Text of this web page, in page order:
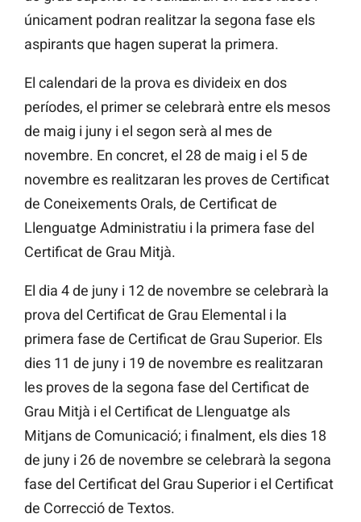
únicament podran realitzar la segona fase els
aspirants que hagen superat la primera.
El calendari de la prova es divideix en dos
períodes, el primer se celebrarà entre els mesos
de maig i juny i el segon serà al mes de
novembre. En concret, el 28 de maig i el 5 de
novembre es realitzaran les proves de Certificat
de Coneixements Orals, de Certificat de
Llenguatge Administratiu i la primera fase del
Certificat de Grau Mitjà.
El dia 4 de juny i 12 de novembre se celebrarà la
prova del Certificat de Grau Elemental i la
primera fase de Certificat de Grau Superior. Els
dies 11 de juny i 19 de novembre es realitzaran
les proves de la segona fase del Certificat de
Grau Mitjà i el Certificat de Llenguatge als
Mitjans de Comunicació; i finalment, els dies 18
de juny i 26 de novembre se celebrarà la segona
fase del Certificat del Grau Superior i el Certificat
de Correcció de Textos.